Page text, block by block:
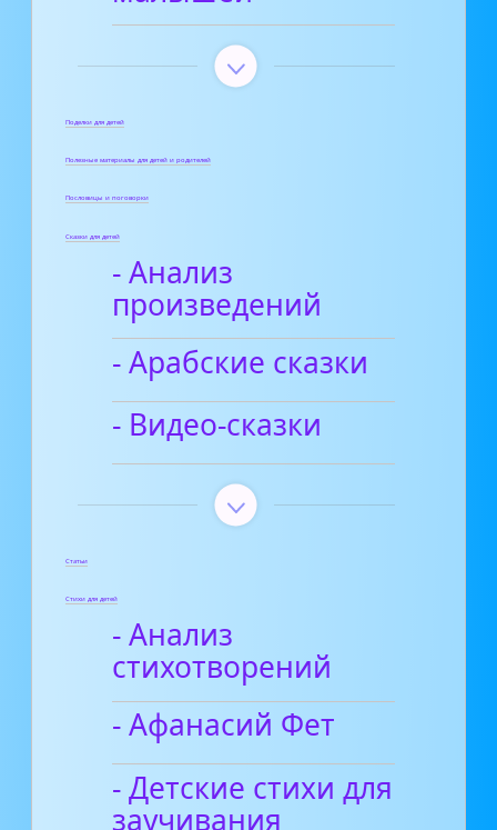
Поделки для детей
Полезные материалы для детей и родителей
Пословицы и поговорки
Сказки для детей
- Анализ
произведений
- Арабские сказки
- Видео-сказки
Статьи
Стихи для детей
- Анализ
стихотворений
- Афанасий Фет
- Детские стихи для
заучивания